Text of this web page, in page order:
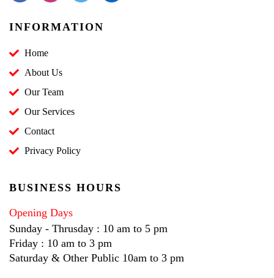
INFORMATION
Home
About Us
Our Team
Our Services
Contact
Privacy Policy
BUSINESS HOURS
Opening Days
Sunday - Thrusday : 10 am to 5 pm
Friday : 10 am to 3 pm
Saturday & Other Public 10am to 3 pm